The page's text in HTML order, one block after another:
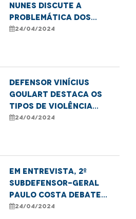
Nunes discute a
problemática dos
conflitos fundiários
24/04/2024
Defensor Vinícius
Goulart destaca os
tipos de violência
contra idosos e ações
24/04/2024
Em entrevista, 2º
Subdefensor-Geral
Paulo Costa debate
controle e
24/04/2024